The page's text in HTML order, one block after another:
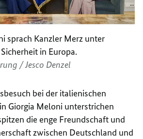
sprach Kanzler Merz unter
in Europa.
/ Jesco Denzel
bei der italienischen
Giorgia Meloni unterstrichen
die enge Freundschaft und
zwischen Deutschland und